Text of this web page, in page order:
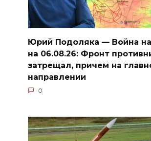
Юрий Подоляка — Война
на 06.08.26: Фронт
затрещал, причем на
направлении
0